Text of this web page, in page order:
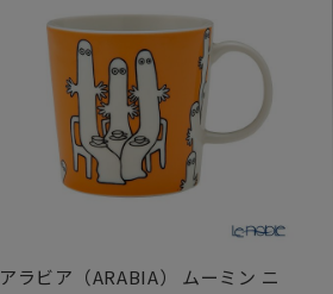
アラビア（ARABIA） ムーミン ニ